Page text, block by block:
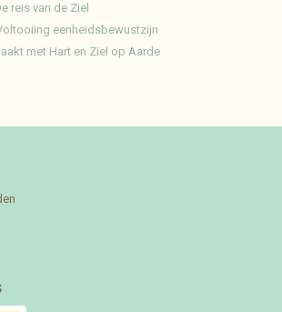
reis van de Ziel
eenheidsbewustzijn
met Hart en Ziel op Aarde